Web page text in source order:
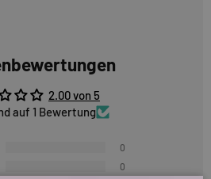
2.00 von 5
auf 1 Bewertung
0
0